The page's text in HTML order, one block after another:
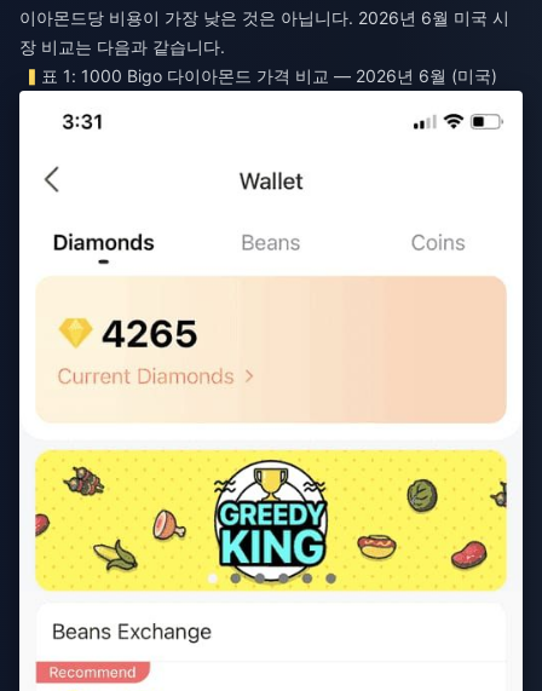
이아몬드당 비용이 가장 낮은 것은 아닙니다. 2026년 6월 미국 시
장 비교는 다음과 같습니다.
표 1: 1000 Bigo 다이아몬드 가격 비교 — 2026년 6월 (미국)